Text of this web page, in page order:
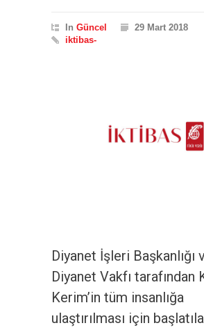
In Güncel
29 Mart 2018
iktibas-
Diyanet İşleri Başkanlığı
Diyanet Vakfı tarafından
Kerim’in tüm insanlığa
ulaştırılması için